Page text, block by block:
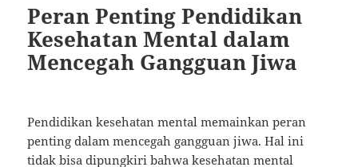
Peran Penting Pendidikan
Kesehatan Mental dalam
Mencegah Gangguan Jiwa
Pendidikan kesehatan mental memainkan peran
penting dalam mencegah gangguan jiwa. Hal ini
tidak bisa dipungkiri bahwa kesehatan mental